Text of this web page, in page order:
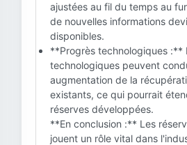
ajustées au fil du temps au
de nouvelles informations
disponibles.
**Progrès technologiques :**
technologiques peuvent
augmentation de la
existants, ce qui pourrait
réserves développées.
**En conclusion :** Les
jouent un rôle vital dans